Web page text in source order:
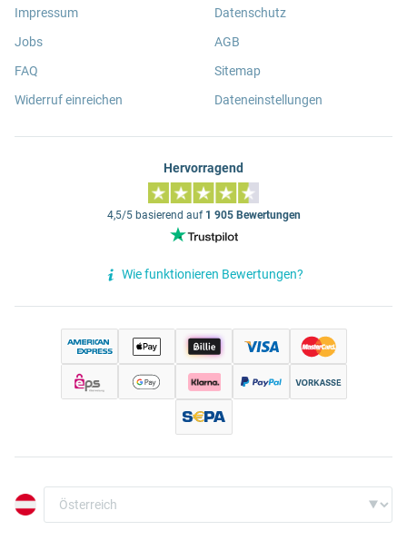
Impressum
Jobs
FAQ
Widerruf einreichen
Datenschutz
AGB
Sitemap
Dateneinstellungen
Hervorragend
4,5/5 basierend auf 1 905 Bewertungen
Wie funktionieren Bewertungen?